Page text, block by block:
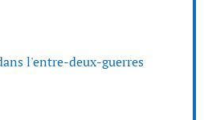
l'entre-deux-guerres